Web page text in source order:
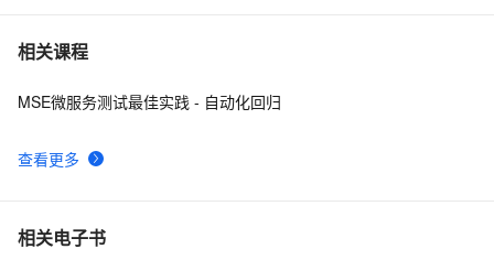
7 如何做好自动化测试，揭秘阿里巴巴分层自动化实践
8 双11黑科技，阿里百万级服务器自动化运维系统
9 28位阿里技术专家解密研发效能升级之道（含PDF文
10
式现场
相关课程
查看更多
MSE微服务测试最佳实践 - 自动化回归
相关电子书